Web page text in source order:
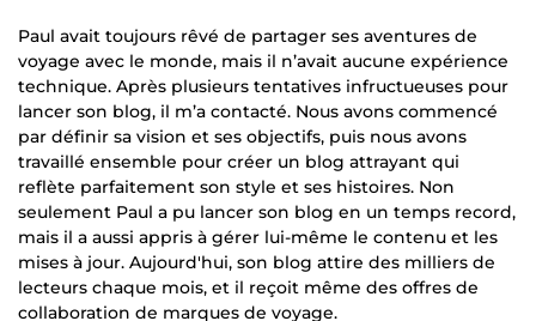
Paul avait toujours rêvé de partager ses aventures de
voyage avec le monde, mais il n’avait aucune expérience
technique. Après plusieurs tentatives infructueuses pour
lancer son blog, il m’a contacté. Nous avons commencé
par définir sa vision et ses objectifs, puis nous avons
travaillé ensemble pour créer un blog attrayant qui
reflète parfaitement son style et ses histoires. Non
seulement Paul a pu lancer son blog en un temps record,
mais il a aussi appris à gérer lui-même le contenu et les
mises à jour. Aujourd'hui, son blog attire des milliers de
lecteurs chaque mois, et il reçoit même des offres de
collaboration de marques de voyage.